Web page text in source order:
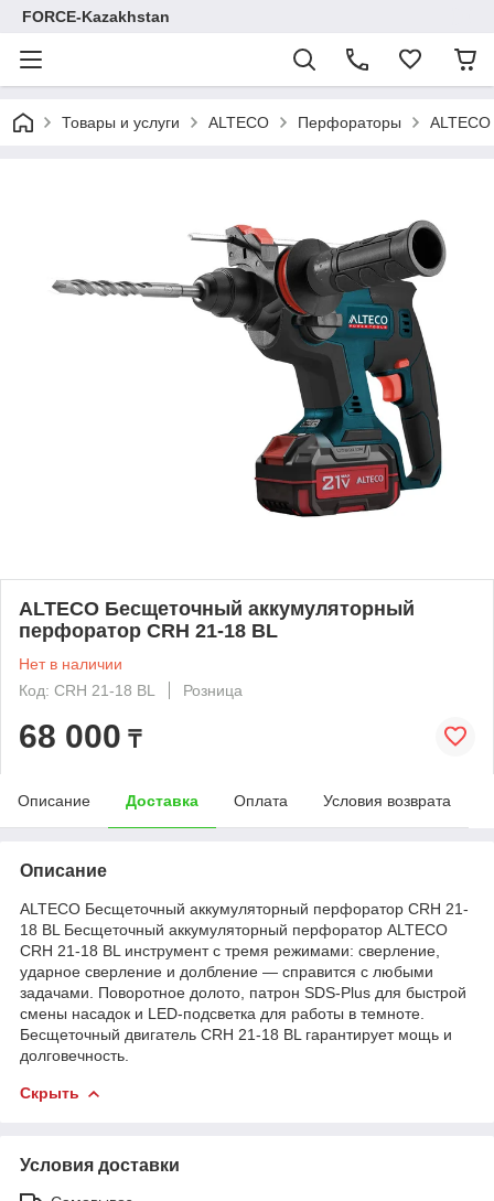
FORCE-Kazakhstan
Товары и услуги ALTECO Перфораторы
ALTECO Бесщеточный аккумуляторный
перфоратор CRH 21-18 BL
Нет в наличии
Код: CRH 21-18 BL
Розница
68 000 ₸
Описание Доставка Оплата Условия возврата
Описание
ALTECO Бесщеточный аккумуляторный перфоратор CRH 21-
18 BL Бесщеточный аккумуляторный перфоратор ALTECO
CRH 21-18 BL инструмент с тремя режимами: сверление,
ударное сверление и долбление — справится с любыми
задачами. Поворотное долото, патрон SDS-Plus для быстрой
смены насадок и LED-подсветка для работы в темноте.
Бесщеточный двигатель CRH 21-18 BL гарантирует мощь и
долговечность.
Скрыть
Условия доставки